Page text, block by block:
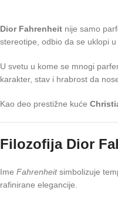
Dior Fahrenheit nije samo
stereotipe, odbio da se uklopi
U svetu u kome se mnogi
karakter, stav i hrabrost da
Kao deo prestižne kuće
Filozofija Dior
Ime Fahrenheitsimbolizuje
rafinirane elegancije.